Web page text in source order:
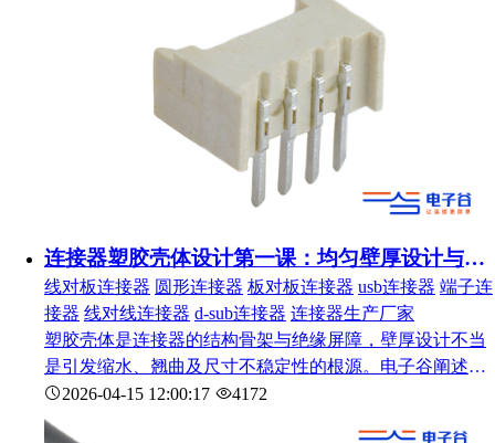
连接器塑胶壳体设计第一课：均匀壁厚设计与缩水缺陷预防
线对板连接器 圆形连接器 板对板连接器 usb连接器 端子连
接器 线对线连接器 d-sub连接器 连接器生产厂家
塑胶壳体是连接器的结构骨架与绝缘屏障，壁厚设计不当
是引发缩水、翘曲及尺寸不稳定性的根源。电子谷阐述注
塑成型中均匀壁厚原则的理论基础，给出不同塑胶材料的
推荐壁厚范围与变化容忍量，并详细解析“火山口”等防缩
2026-04-15 12:00:17 4172